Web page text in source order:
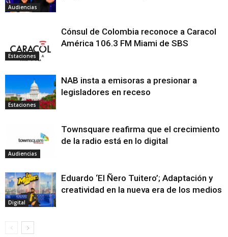
Audiencias
Estaciones
Cónsul de Colombia reconoce a Caracol
América 106.3 FM Miami de SBS
Estaciones
NAB insta a emisoras a presionar a
legisladores en receso
Audiencias
Townsquare reafirma que el crecimiento
de la radio está en lo digital
Digital
Eduardo ‘El Ñero Tuitero’; Adaptación y
creatividad en la nueva era de los medios